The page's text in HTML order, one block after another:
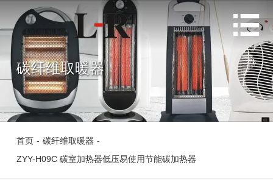

碳纤维取暖器
首页 - 碳纤维取暖器 -
ZYY-H09C 碳室加热器低压易使用节能碳加热器